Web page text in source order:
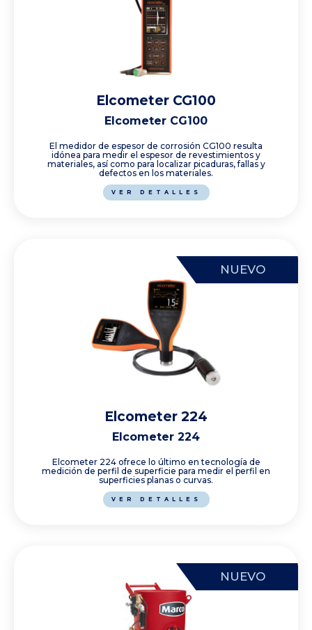
Elcometer CG100
Elcometer CG100
El medidor de espesor de corrosión CG100 resulta
idónea para medir el espesor de revestimientos y
materiales, así como para localizar picaduras, fallas y
defectos en los materiales.
VER DETALLES
NUEVO
Elcometer 224
Elcometer 224
Elcometer 224 ofrece lo último en tecnología de
medición de perfil de superficie para medir el perfil en
superficies planas o curvas.
VER DETALLES
NUEVO